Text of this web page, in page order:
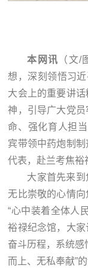
本网讯 （文
想，深刻领悟习
大会上的重要讲
神，引导广大党
命、强化育人担
宾带领中药炮制
代表，赴兰考焦裕
大家首先来
无比崇敬的心情
“心中装着全体人
裕禄纪念馆，大
奋斗历程，系统感
而上、无私奉献”